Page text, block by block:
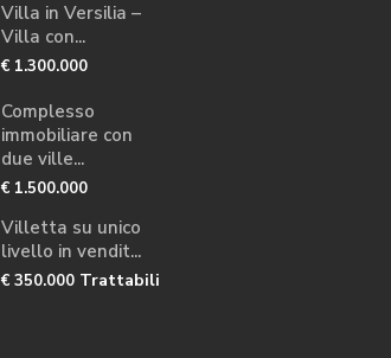
Villa in Versilia –
Villa con...
€ 1.300.000
Complesso
immobiliare con
due ville...
€ 1.500.000
Villetta su unico
livello in vendit...
€ 350.000 Trattabili